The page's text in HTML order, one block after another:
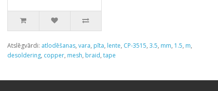
Atslēgvārdi: atlodēšanas, vara, pīta, lente, CP-3515, 3.5, mm, 1.5, m,
desoldering, copper, mesh, braid, tape